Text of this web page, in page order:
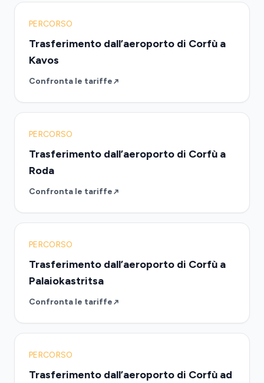
PERCORSO
Trasferimento dall’aeroporto di Corfù a
Kavos
Confronta le tariffe
PERCORSO
Trasferimento dall’aeroporto di Corfù a
Roda
Confronta le tariffe
PERCORSO
Trasferimento dall’aeroporto di Corfù a
Palaiokastritsa
Confronta le tariffe
PERCORSO
Trasferimento dall’aeroporto di Corfù ad